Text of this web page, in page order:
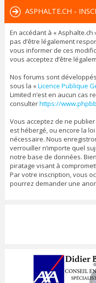
ASPHALTE.CH -
En accédant à «
pas d’être légalement
vous informer de ces
vous acceptez d’être
Nos forums sont
sous la «Licence Publique
Limited n’est en aucun cas
consulterhttps://
Vous acceptez de ne
est hébergé, ou encore la
nécessaire. Nous
verrouiller n’importe quel
notre base de données.
piratage visant à
Par votre inscription, vous
pourrez demander une